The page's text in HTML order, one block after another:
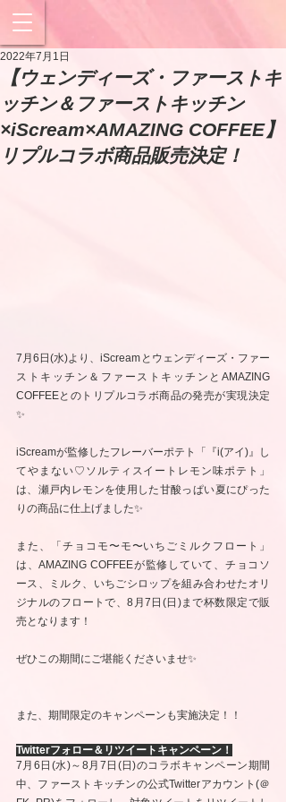
【ウェンディーズ・ファーストキ
ッチン＆ファーストキッチン
×iScream×AMAZING COFFEE】
リプルコラボ商品販売決定！
2022年7月1日
7月6日(水)より、iScreamとウェンディーズ・ファー
ストキッチン＆ファーストキッチンとAMAZING
COFFEEとのトリプルコラボ商品の発売が実現決定
✨
iScreamが監修したフレーバーポテト「『i(アイ)』し
てやまない♡ソルティスイートレモン味ポテト」
は、瀬戸内レモンを使用した甘酸っぱい夏にぴった
りの商品に仕上げました✨
また、「チョコモ〜モ〜いちごミルクフロート」
は、AMAZING COFFEEが監修していて、チョコソ
ース、ミルク、いちごシロップを組み合わせたオリ
ジナルのフロートで、8月7日(日)まで杯数限定で販
売となります！
ぜひこの期間にご堪能くださいませ✨
また、期間限定のキャンペーンも実施決定！！
Twitterフォロー＆リツイートキャンペーン！
7月6日(水)～8月7日(日)のコラボキャンペーン期間
中、ファーストキッチンの公式Twitterアカウント(＠